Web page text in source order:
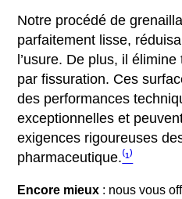
Notre procédé de
parfaitement lisse,
l’usure. De plus, il
par fissuration. Ces
des performances
exceptionnelles et
exigences rigoureuses
pharmaceutique.⁽¹⁾
Encore mieux : nous vous